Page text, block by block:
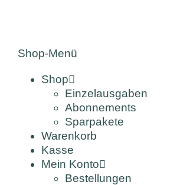
Shop-Menü
Shop
Einzelausgaben
Abonnements
Sparpakete
Warenkorb
Kasse
Mein Konto
Bestellungen